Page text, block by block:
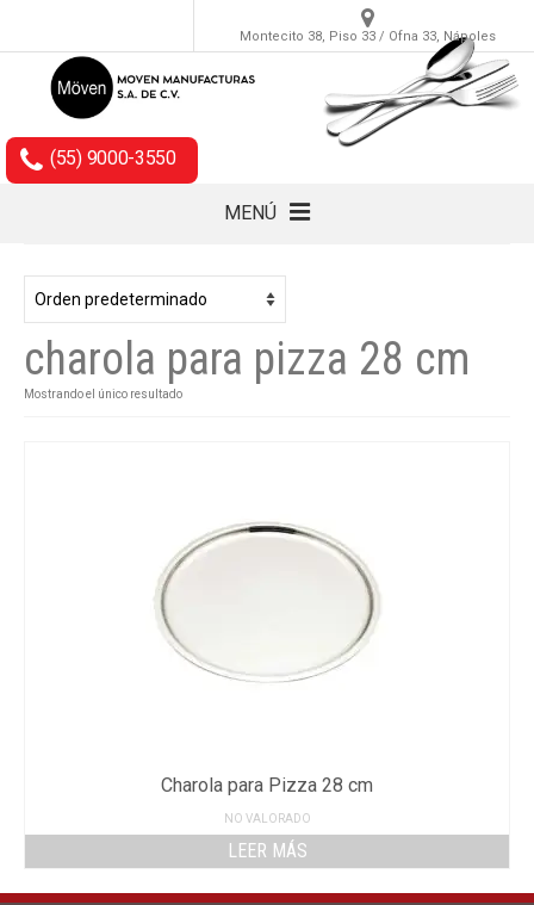
Montecito 38, Piso 33 / Ofna 33, Nápoles
(55) 9000-3550
MENÚ
Cubiertos
Accesorios
Empaques
charola para pizza 28 cm
Mostrando el único resultado
Charola para Pizza 28 cm
NO VALORADO
LEER MÁS